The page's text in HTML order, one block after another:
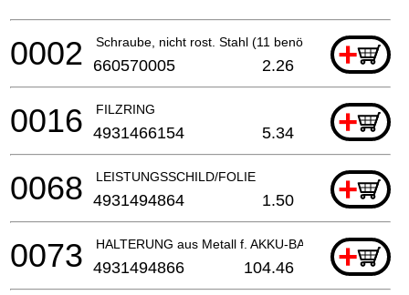
Schraube, nicht rost. Stahl (11 benötigt) +
0002 660570005 2.26
FILZRING +
0016 4931466154 5.34
LEISTUNGSSCHILD/FOLIE +
0068 4931494864 1.50
HALTERUNG aus Metall f. AKKU-BANDSCHLEIF
+
0073 4931494866 104.46